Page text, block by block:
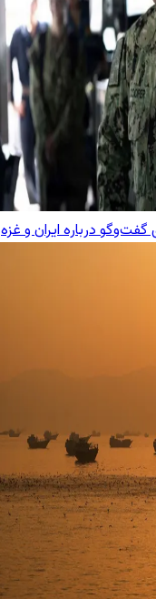
درباره ایران و غزه